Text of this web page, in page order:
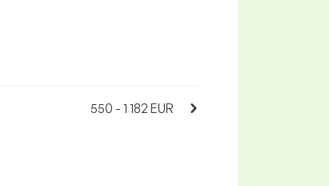
550 - 1 182 EUR